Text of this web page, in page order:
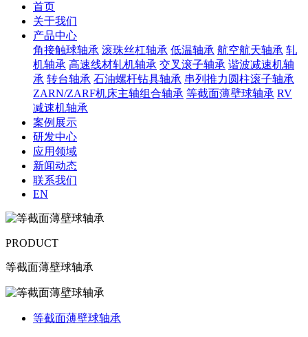
首页
关于我们
产品中心
角接触球轴承 滚珠丝杠轴承 低温轴承 航空航天轴承 轧
机轴承 高速线材轧机轴承 交叉滚子轴承 谐波减速机轴
承 转台轴承 石油螺杆钻具轴承 串列推力圆柱滚子轴承
ZARN/ZARF机床主轴组合轴承 等截面薄壁球轴承 RV
减速机轴承
案例展示
研发中心
应用领域
新闻动态
联系我们
EN
PRODUCT
等截面薄壁球轴承
等截面薄壁球轴承